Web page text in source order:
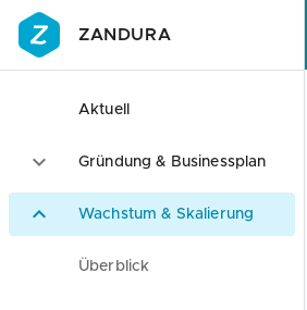
ZANDURA
Aktuell
Gründung & Businessplan
Wachstum & Skalierung
Überblick